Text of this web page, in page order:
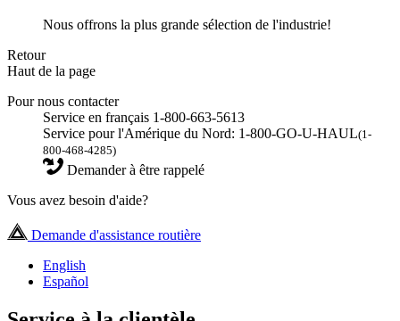
Nous offrons la plus grande sélection de l'industrie!
Retour
Haut de la page
Pour nous contacter
Service en français 1-800-663-5613
Service pour l'Amérique du Nord: 1-800-GO-U-HAUL(1-
800-468-4285)
Demander à être rappelé
Vous avez besoin d'aide?
Demande d'assistance routière
English
Español